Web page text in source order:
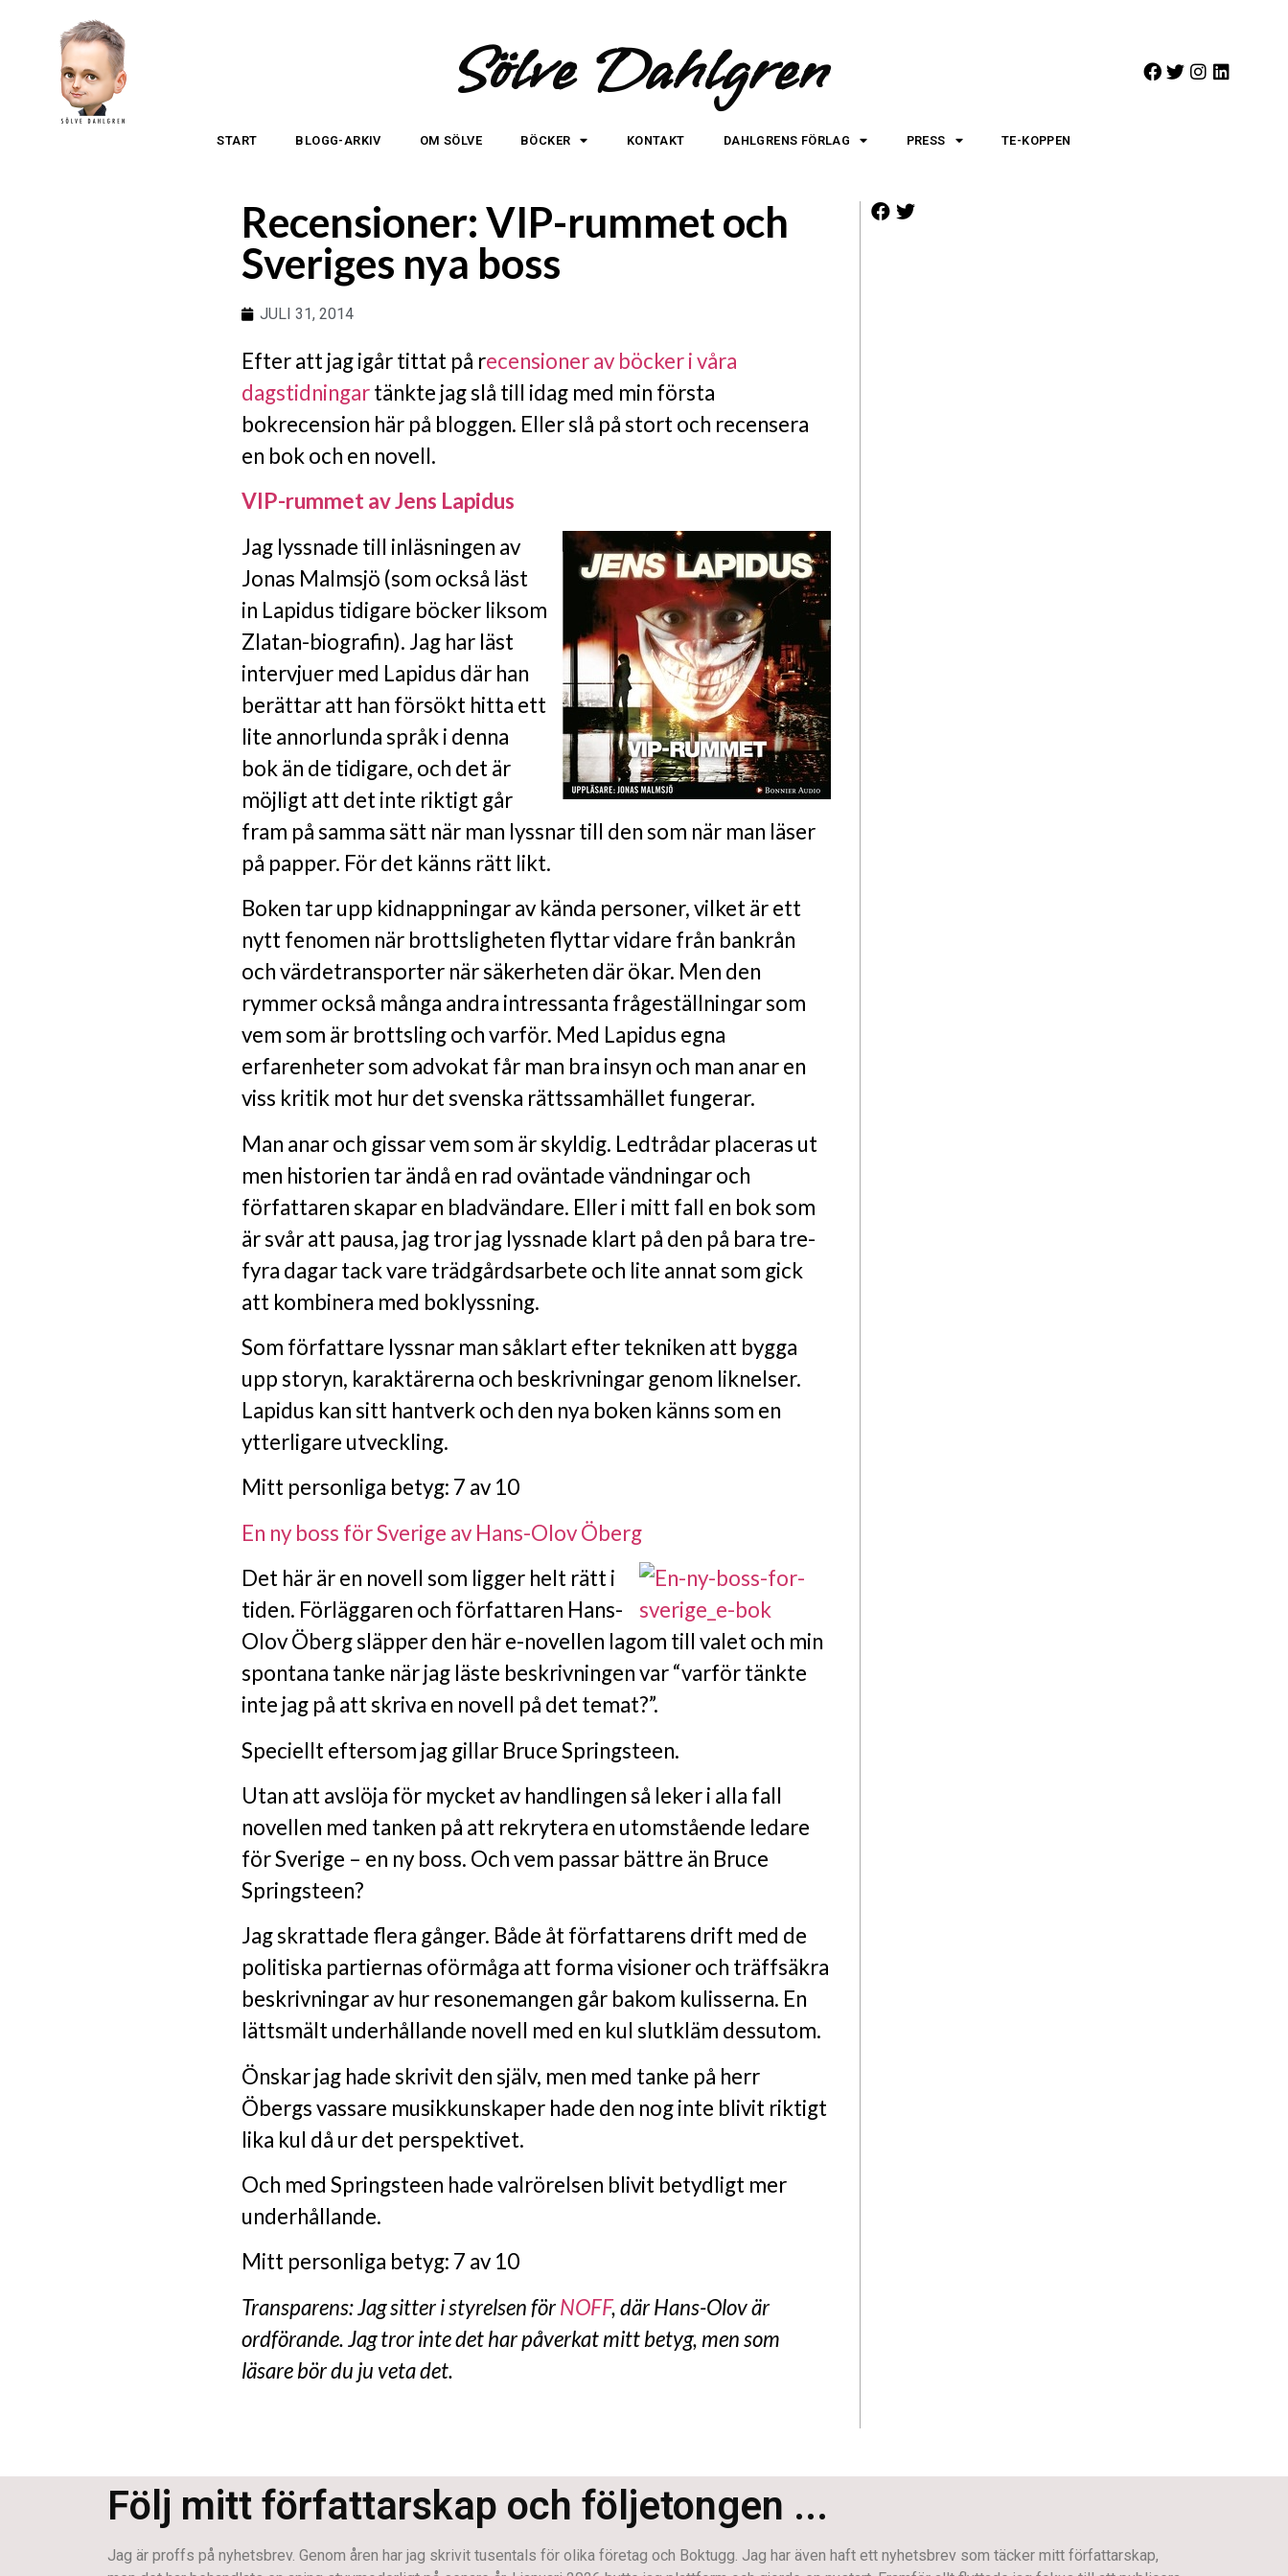
Sölve Dahlgren
START BLOGG-ARKIV OM SÖLVE BÖCKER KONTAKT DAHLGRENS FÖRLAG PRESS TE-KOPPEN
Recensioner: VIP-rummet och
Sveriges nya boss
JULI 31, 2014
Efter att jag igår tittat på recensioner av böcker i våra
dagstidningartänkte jag slå till idag med min första
bokrecension här på bloggen. Eller slå på stort och recensera
en bok och en novell.
VIP-rummet av Jens Lapidus
Jag lyssnade till inläsningen av
Jonas Malmsjö (som också läst
in Lapidus tidigare böcker liksom
Zlatan-biografin). Jag har läst
intervjuer med Lapidus där han
berättar att han försökt hitta ett
lite annorlunda språk i denna
bok än de tidigare, och det är
möjligt att det inte riktigt går
fram på samma sätt när man lyssnar till den som när man läser
på papper. För det känns rätt likt.
Boken tar upp kidnappningar av kända personer, vilket är ett
nytt fenomen när brottsligheten flyttar vidare från bankrån
och värdetransporter när säkerheten där ökar. Men den
rymmer också många andra intressanta frågeställningar som
vem som är brottsling och varför. Med Lapidus egna
erfarenheter som advokat får man bra insyn och man anar en
viss kritik mot hur det svenska rättssamhället fungerar.
Man anar och gissar vem som är skyldig. Ledtrådar placeras ut
men historien tar ändå en rad oväntade vändningar och
författaren skapar en bladvändare. Eller i mitt fall en bok som
är svår att pausa, jag tror jag lyssnade klart på den på bara tre-
fyra dagar tack vare trädgårdsarbete och lite annat som gick
att kombinera med boklyssning.
Som författare lyssnar man såklart efter tekniken att bygga
upp storyn, karaktärerna och beskrivningar genom liknelser.
Lapidus kan sitt hantverk och den nya boken känns som en
ytterligare utveckling.
Mitt personliga betyg: 7 av 10
En ny boss för Sverige av Hans-Olov Öberg
Det här är en novell som ligger helt rätt i
tiden. Förläggaren och författaren Hans-
Olov Öberg släpper den här e-novellen lagom till valet och min
spontana tanke när jag läste beskrivningen var “varför tänkte
inte jag på att skriva en novell på det temat?”.
Speciellt eftersom jag gillar Bruce Springsteen.
Utan att avslöja för mycket av handlingen så leker i alla fall
novellen med tanken på att rekrytera en utomstående ledare
för Sverige – en ny boss. Och vem passar bättre än Bruce
Springsteen?
Jag skrattade flera gånger. Både åt författarens drift med de
politiska partiernas oförmåga att forma visioner och träffsäkra
beskrivningar av hur resonemangen går bakom kulisserna. En
lättsmält underhållande novell med en kul slutkläm dessutom.
Önskar jag hade skrivit den själv, men med tanke på herr
Öbergs vassare musikkunskaper hade den nog inte blivit riktigt
lika kul då ur det perspektivet.
Och med Springsteen hade valrörelsen blivit betydligt mer
underhållande.
Mitt personliga betyg: 7 av 10
Transparens: Jag sitter i styrelsen förNOFF, där Hans-Olov är
ordförande. Jag tror inte det har påverkat mitt betyg, men som
läsare bör du ju veta det.
Följ mitt författarskap och följetongen ...
Jag är proffs på nyhetsbrev. Genom åren har jag skrivit tusentals för olika företag och Boktugg. Jag har även haft ett nyhetsbrev som täcker mitt författarskap,